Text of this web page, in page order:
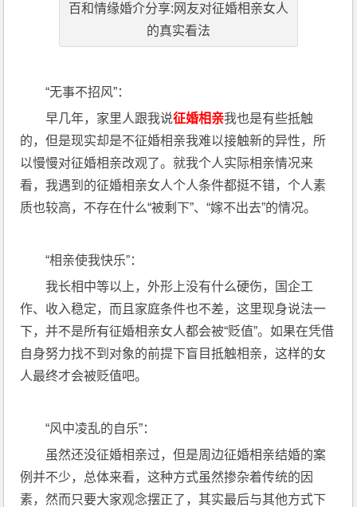
百和情缘婚介分享:网友对征婚相亲女人
的真实看法
“无事不招风”：
早几年，家里人跟我说征婚相亲我也是有些抵触
的，但是现实却是不征婚相亲我难以接触新的异性，所
以慢慢对征婚相亲改观了。就我个人实际相亲情况来
看，我遇到的征婚相亲女人个人条件都挺不错，个人素
质也较高，不存在什么“被剩下”、“嫁不出去”的情况。
“相亲使我快乐”：
我长相中等以上，外形上没有什么硬伤，国企工
作、收入稳定，而且家庭条件也不差，这里现身说法一
下，并不是所有征婚相亲女人都会被“贬值”。如果在凭借
自身努力找不到对象的前提下盲目抵触相亲，这样的女
人最终才会被贬值吧。
“风中凌乱的自乐”：
虽然还没征婚相亲过，但是周边征婚相亲结婚的案
例并不少，总体来看，这种方式虽然掺杂着传统的因
素，然而只要大家观念摆正了，其实最后与其他方式下